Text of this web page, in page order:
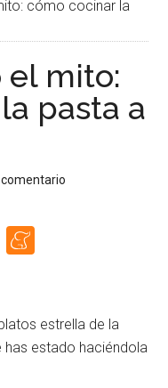
cómo cocinar la
el mito:
pasta a
comentario
Email
estrella de la
has estado haciéndola